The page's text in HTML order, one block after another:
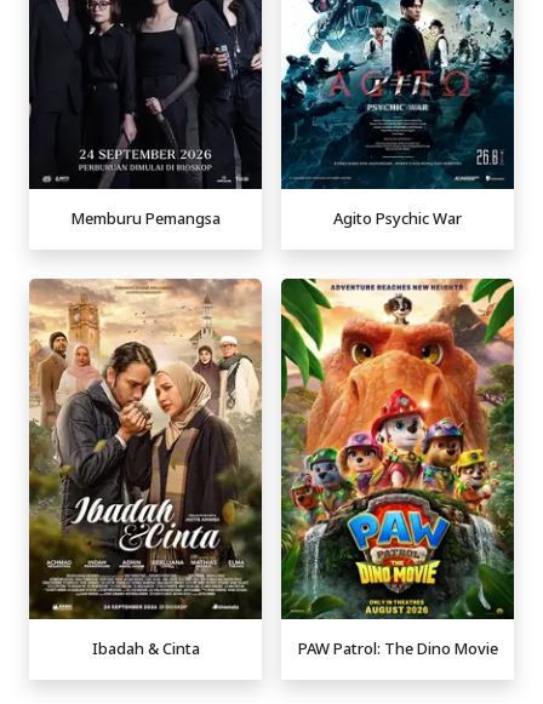
Memburu Pemangsa Agito Psychic War
Ibadah & Cinta PAW Patrol: The Dino Movie